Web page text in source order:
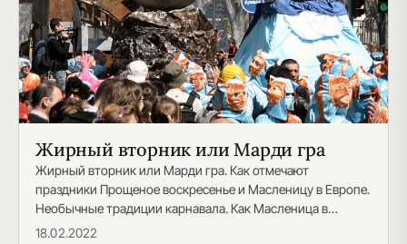
Жирный вторник или Марди гра
Жирный вторник или Марди гра. Как отмечают
праздники Прощеное воскресенье и Масленицу в Европе.
Необычные традиции карнавала. Как Масленица в
России предваряет…
18.02.2022